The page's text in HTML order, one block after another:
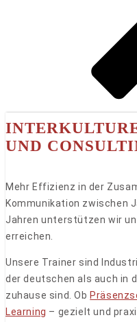
UND
Mehr Effizienz in der
Kommunikation zwischen
Jahren unterstützen wir
erreichen.
Unsere Trainer sind
der deutschen als auch in
zuhause sind. Ob
Learning – gezielt und